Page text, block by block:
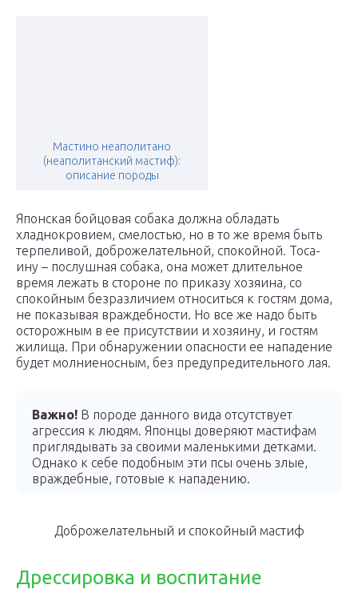
Мастино неаполитано
(неаполитанский мастиф):
описание породы
Японская бойцовая собака должна обладать
хладнокровием, смелостью, но в то же время быть
терпеливой, доброжелательной, спокойной. Тоса-
ину – послушная собака, она может длительное
время лежать в стороне по приказу хозяина, со
спокойным безразличием относиться к гостям дома,
не показывая враждебности. Но все же надо быть
осторожным в ее присутствии и хозяину, и гостям
жилища. При обнаружении опасности ее нападение
будет молниеносным, без предупредительного лая.
Важно! В породе данного вида отсутствует
агрессия к людям. Японцы доверяют мастифам
приглядывать за своими маленькими детками.
Однако к себе подобным эти псы очень злые,
враждебные, готовые к нападению.
Доброжелательный и спокойный мастиф
Дрессировка и воспитание